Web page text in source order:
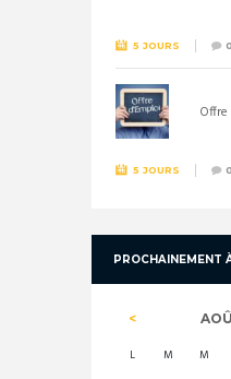
5 JOURS 0
5 JOURS 0
PROCHAINEMENT
L M M